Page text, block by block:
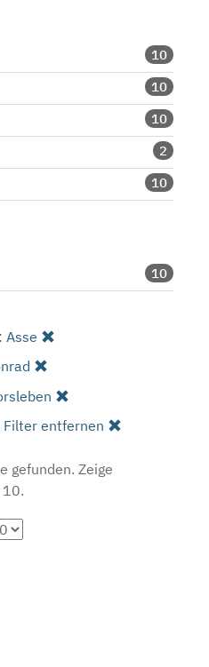
10
10
10
2
10
10
Asse
Filter entfernen
gefunden. Zeige
10.